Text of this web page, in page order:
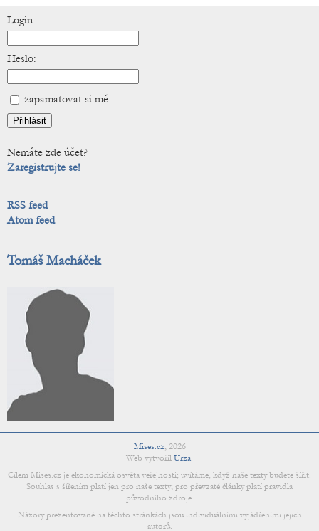
Login:
Heslo:
zapamatovat si mě
Nemáte zde účet?
Zaregistrujte se!
RSS feed
Atom feed
Tomáš Macháček
Mises.cz, 2026
Web vytvořil Urza.
Cílem Mises.cz je ekonomická osvěta veřejnosti; uvítáme, když naše texty budete šířit.
Souhlas s šířením platí jen pro naše texty; pro převzaté články platí pravidla
původního zdroje.
Názory prezentované na těchto stránkách jsou individuálními vyjádřeními jejich
autorů.